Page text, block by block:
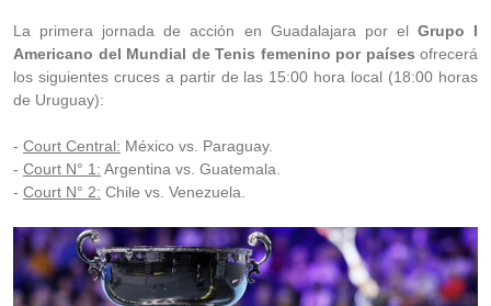
La primera jornada de acción en Guadalajara por el Grupo I
Americano del Mundial de Tenis femenino por países ofrecerá
los siguientes cruces a partir de las 15:00 hora local (18:00 horas
de Uruguay):
- Court Central: México vs. Paraguay.
- Court N° 1: Argentina vs. Guatemala.
- Court N° 2: Chile vs. Venezuela.